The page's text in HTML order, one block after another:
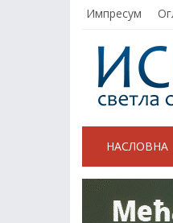
Импресум
НАСЛОВНА